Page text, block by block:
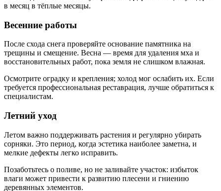
в месяц в тёплые месяцы.
Весенние работы
После схода снега проверяйте основание памятника на
трещины и смещение. Весна — время для удаления мха и
восстановительных работ, пока земля не слишком влажная.
Осмотрите оградку и крепления; холод мог ослабить их. Если
требуется профессиональная реставрация, лучше обратиться к
специалистам.
Летний уход
Летом важно поддерживать растения и регулярно убирать
сорняки. Это период, когда эстетика наиболее заметна, и
мелкие дефекты легко исправить.
Позаботьтесь о поливе, но не заливайте участок: избыток
влаги может привести к развитию плесени и гниению
деревянных элементов.